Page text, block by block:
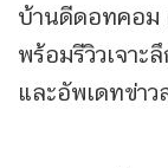
บ้านดีดอทคอม
พร้อมรีวิวเจาะ
และอัพเดทข่าว